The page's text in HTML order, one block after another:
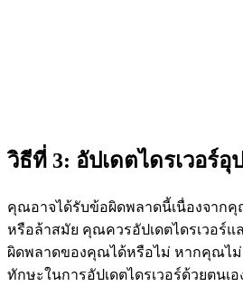
วิธีที่ 3: อัปเดตไดรเวอร์
คุณอาจได้รับข้อผิดพลาดนี้เนื่องจากคุ
หรือล้าสมัย คุณควรอัปเดตไดรเวอร์แ
ผิดพลาดของคุณได้หรือไม่ หากคุณไ
ทักษะในการอัปเดตไดรเวอร์ด้วยตนเ